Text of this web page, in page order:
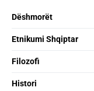
Dëshmorët
Etnikumi Shqiptar
Filozofi
Histori